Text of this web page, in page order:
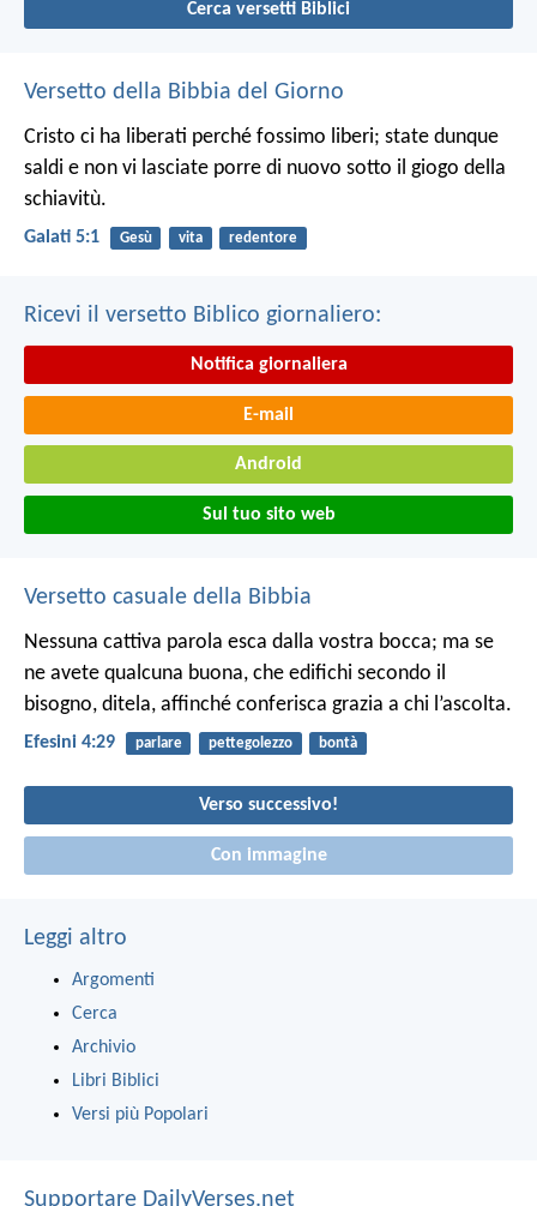
Cerca versetti Biblici
Versetto della Bibbia del Giorno
Cristo ci ha liberati perché fossimo liberi; state dunque
saldi e non vi lasciate porre di nuovo sotto il giogo della
schiavitù.
Galati 5:1 Gesù vita redentore
Ricevi il versetto Biblico giornaliero:
Notifica giornaliera
E-mail
Android
Sul tuo sito web
Versetto casuale della Bibbia
Nessuna cattiva parola esca dalla vostra bocca; ma se
ne avete qualcuna buona, che edifichi secondo il
bisogno, ditela, affinché conferisca grazia a chi l’ascolta.
Efesini 4:29 parlare pettegolezzo bontà
Verso successivo!
Con immagine
Leggi altro
Argomenti
Cerca
Archivio
Libri Biblici
Versi più Popolari
Supportare DailyVerses.net